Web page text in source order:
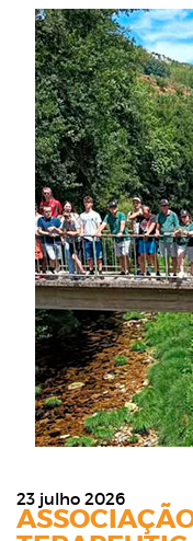
23 julho 2026